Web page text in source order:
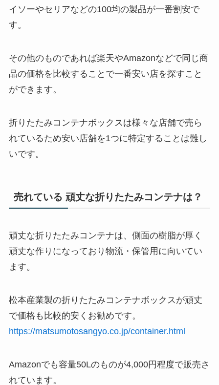
イソーやセリアなどの100均の製品が一番割安で
す。
その他のものであれば楽天やAmazonなどで同じ商
品の価格を比較することで一番安い店を探すこと
ができます。
折りたたみコンテナボックスは様々な店舗で売ら
れているため安い店舗を1つに特定することは難し
いです。
売れている 頑丈な折りたたみコンテナは？
頑丈な折りたたみコンテナは、側面の樹脂が厚く
頑丈な作りになっており物流・保管用に向いてい
ます。
松本産業製の折りたたみコンテナボックスが頑丈
で価格も比較的安くお勧めです。
https://matsumotosangyo.co.jp/container.html
Amazonでも容量50Lのものが4,000円程度で販売さ
れています。